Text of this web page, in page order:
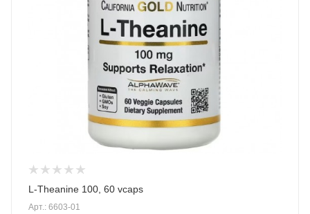
L-Theanine 100, 60 vcaps
Арт.: 6603-01